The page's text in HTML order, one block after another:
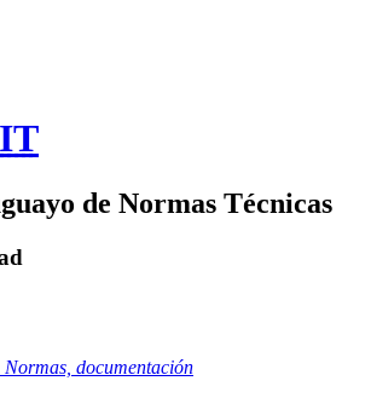
de Normas Técnicas
Normas, documentación